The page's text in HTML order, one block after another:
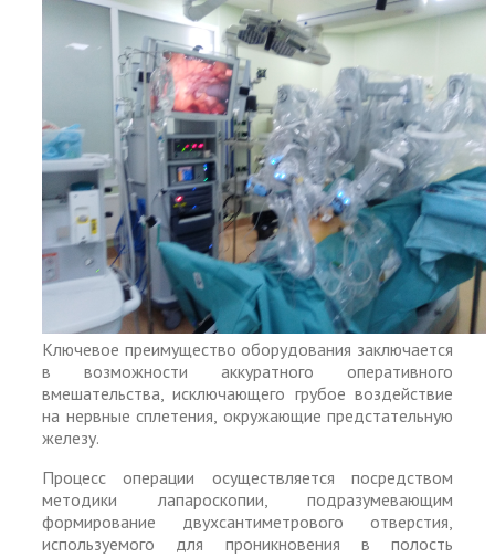
Ключевое преимущество оборудования заключается
в возможности аккуратного оперативного
вмешательства, исключающего грубое воздействие
на нервные сплетения, окружающие предстательную
железу.
Процесс операции осуществляется посредством
методики лапароскопии, подразумевающим
формирование двухсантиметрового отверстия,
используемого для проникновения в полость